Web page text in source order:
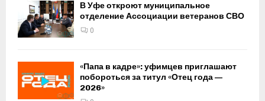
В Уфе откроют муниципальное
отделение Ассоциации ветеранов СВО
0
«Папа в кадре»: уфимцев приглашают
побороться за титул «Отец года —
2026»